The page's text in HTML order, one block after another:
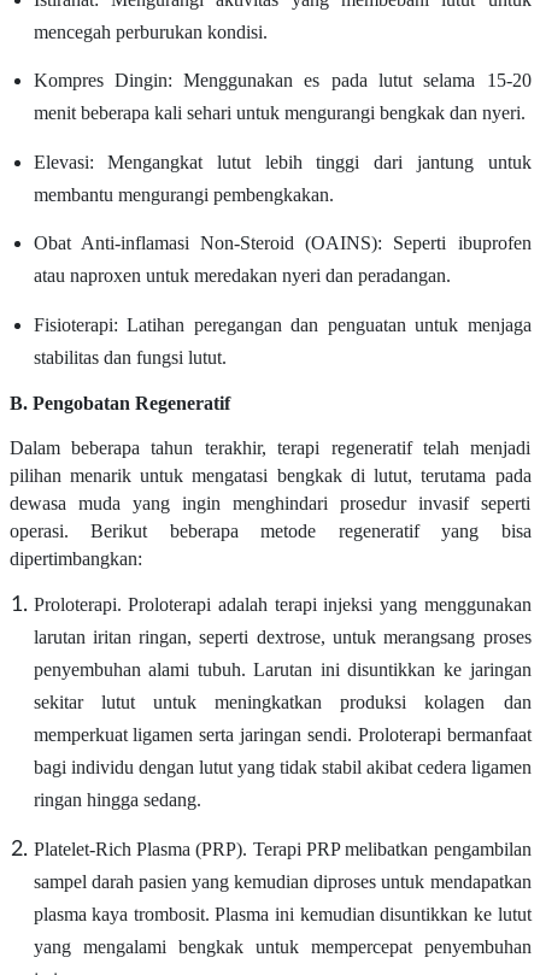
mencegah perburukan kondisi.
Kompres Dingin: Menggunakan es pada lutut selama 15-20
menit beberapa kali sehari untuk mengurangi bengkak dan nyeri.
Elevasi: Mengangkat lutut lebih tinggi dari jantung untuk
membantu mengurangi pembengkakan.
Obat Anti-inflamasi Non-Steroid (OAINS): Seperti ibuprofen
atau naproxen untuk meredakan nyeri dan peradangan.
Fisioterapi: Latihan peregangan dan penguatan untuk menjaga
stabilitas dan fungsi lutut.
B. Pengobatan Regeneratif
Dalam beberapa tahun terakhir, terapi regeneratif telah menjadi
pilihan menarik untuk mengatasi bengkak di lutut, terutama pada
dewasa muda yang ingin menghindari prosedur invasif seperti
operasi. Berikut beberapa metode regeneratif yang bisa
dipertimbangkan:
Proloterapi. Proloterapi adalah terapi injeksi yang menggunakan
larutan iritan ringan, seperti dextrose, untuk merangsang proses
penyembuhan alami tubuh. Larutan ini disuntikkan ke jaringan
sekitar lutut untuk meningkatkan produksi kolagen dan
memperkuat ligamen serta jaringan sendi. Proloterapi bermanfaat
bagi individu dengan lutut yang tidak stabil akibat cedera ligamen
ringan hingga sedang.
Platelet-Rich Plasma (PRP). Terapi PRP melibatkan pengambilan
sampel darah pasien yang kemudian diproses untuk mendapatkan
plasma kaya trombosit. Plasma ini kemudian disuntikkan ke lutut
yang mengalami bengkak untuk mempercepat penyembuhan